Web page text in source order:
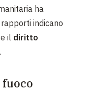
ha
indicano
il diritto